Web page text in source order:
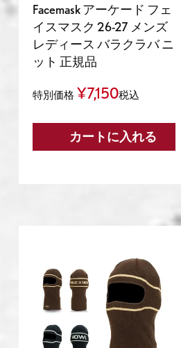
Facemask アーケード フェ
イスマスク 26-27 メンズ
レディース バラクラバ ニ
ット 正規品
特別価格 ¥7,150税込
カートに入れる